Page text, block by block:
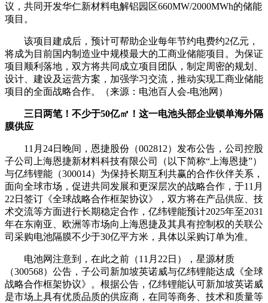
议，共同开发华仁新材料电解铝园区660MW/2000MWh的储能
项目。
该项目建成后，预计可帮助企业每年节约电费约2亿元，
将成为目前国内制造业中规模最大的工商业储能项目。为保证
项目顺利落地，双方将共同成立项目团队，制定周密的规划、
设计、建设及运营方案，加强学习交流，推动实现工商业储能
项目的全面战略合作。（来源：电池百人会-电池网）
三日两笔！不少于50亿㎡！这一电池头部企业锁单海外隔
膜供应
11月24日晚间，恩捷股份（002812）发布公告，公司控股
子公司上海恩捷新材料科技有限公司（以下简称“上海恩捷”）
与亿纬锂能（300014）为保持长期互利共赢的合作伙伴关系，
面向全球市场，促进共同发展和更深层次的战略合作，于11月
22日签订《全球战略合作框架协议》，双方将在产品供应、技
术交流等方面进行长期稳定合作，亿纬锂能预计2025年至2031
年在东南亚、欧洲等市场向上海恩捷及其具有控制权的关联公
司采购电池隔膜不少于30亿平方米，具体以采购订单为准。
电池网注意到，在此之前（11月22日），星源材质
（300568）公告，子公司新加坡英诺威与亿纬锂能达成《全球
战略合作框架协议》。根据公告，亿纬锂能认可新加坡英诺威
是市场上具有优质品质的供应商，在同等商务、技术和质量等